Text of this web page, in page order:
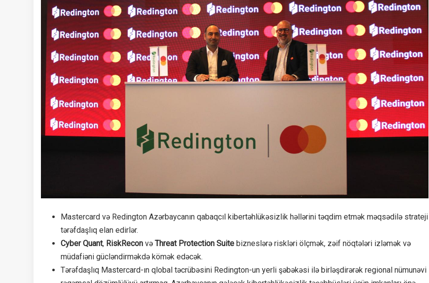
Mastercard və Redington Azərbaycanın qabaqcıl kibertəhlükəsizlik həllərini təqdim etmək məqsədilə strateji
tərəfdaşlıq elan edirlər.
Cyber Quant, RiskRecon və Threat Protection Suite bizneslərə riskləri ölçmək, zəif nöqtələri izləmək və
müdafiəni gücləndirməkdə kömək edəcək.
Tərəfdaşlıq Mastercard-ın qlobal təcrübəsini Redington-un yerli şəbəkəsi ilə birləşdirərək regional nümunəvi